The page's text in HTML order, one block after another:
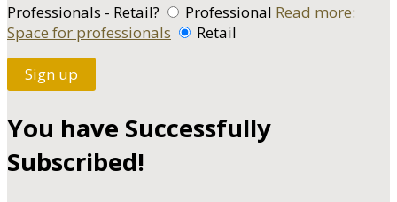
Professionals - Retail? Professional Read more:
Space for professionals
Retail
Sign up
You have Successfully
Subscribed!